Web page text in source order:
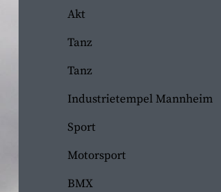
Akt
Tanz
Tanz
Industrietempel Mannheim
Sport
Motorsport
BMX